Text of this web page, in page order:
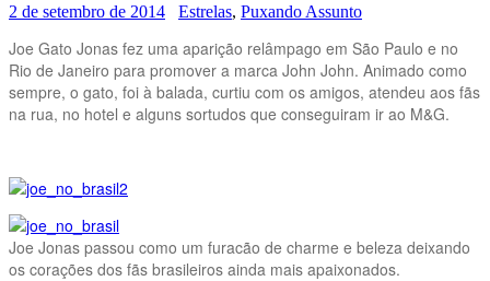
2 de setembro de 2014 Estrelas, Puxando Assunto
Joe Gato Jonas fez uma aparição relâmpago em São Paulo e no
Rio de Janeiro para promover a marca John John. Animado como
sempre, o gato, foi à balada, curtiu com os amigos, atendeu aos fãs
na rua, no hotel e alguns sortudos que conseguiram ir ao M&G.
Joe Jonas passou como um furacão de charme e beleza deixando
os corações dos fãs brasileiros ainda mais apaixonados.